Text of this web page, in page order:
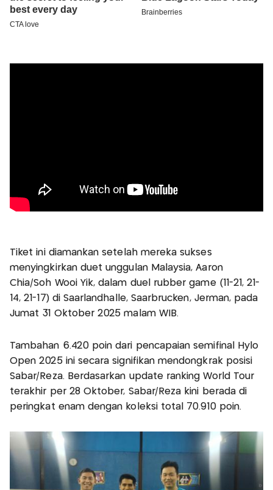
Tiket ini diamankan setelah mereka sukses
menyingkirkan duet unggulan Malaysia, Aaron
Chia/Soh Wooi Yik, dalam duel rubber game (11-21, 21-
14, 21-17) di Saarlandhalle, Saarbrucken, Jerman, pada
Jumat 31 Oktober 2025 malam WIB.
Tambahan 6.420 poin dari pencapaian semifinal Hylo
Open 2025 ini secara signifikan mendongkrak posisi
Sabar/Reza. Berdasarkan update ranking World Tour
terakhir per 28 Oktober, Sabar/Reza kini berada di
peringkat enam dengan koleksi total 70.910 poin.